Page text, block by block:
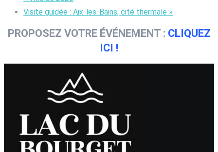
Visite guidée : Aix-les-Bains, cité thermale »
PROPOSEZ VOTRE ÉVÉNEMENT : CLIQUEZ
ICI !